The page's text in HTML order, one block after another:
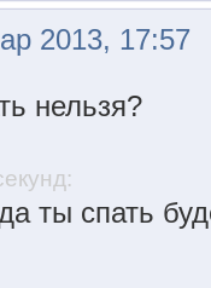
2013, 17:57
нельзя?
ты спать